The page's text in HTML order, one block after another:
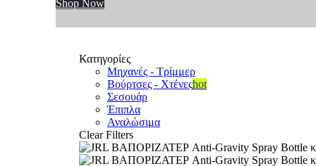
Shop Now
Κατηγορίες
Μηχανές - Τρίμμερ
Βούρτσες - Χτένεςhot
Σεσουάρ
Έπιπλα
Αναλώσιμα
Clear Filters